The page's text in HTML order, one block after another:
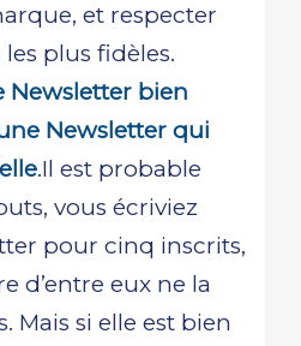
et respecter
plus fidèles.
Newsletter bien
Newsletter qui
.Il est probable
vous écriviez
pour cinq inscrits,
d’entre eux ne la
Mais si elle est bien